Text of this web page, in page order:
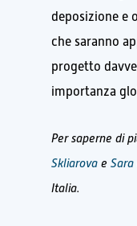
deposizione e
che saranno
progetto
importanza
Per saperne di
Skliarova e Sara
Italia.